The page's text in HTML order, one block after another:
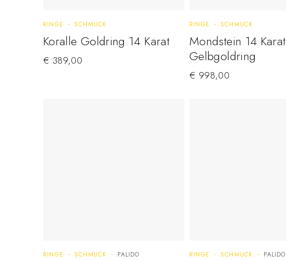
RINGE SCHMUCK
Koralle Goldring 14 Karat
€ 389,00
RINGE SCHMUCK
Mondstein 14 Karat
Gelbgoldring
€ 998,00
RINGE SCHMUCK PALIDO RINGE SCHMUCK PALIDO